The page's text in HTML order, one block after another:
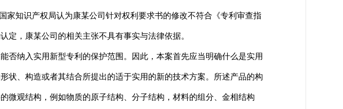
知识产权局认为康某公司针对权利要求书的修改不符合《专利审查指
定，康某公司的相关主张不具有事实与法律依据。
纳入实用新型专利的保护范围。因此，本案首先应当明确什么是实用
状、构造或者其结合所提出的适于实用的新的技术方案。所述产品的构
微观结构，例如物质的原子结构、分子结构，材料的组分、金相结构